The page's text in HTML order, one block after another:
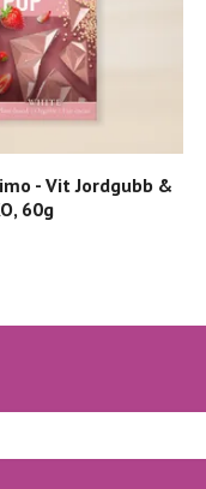
- Vit Jordgubb &
60g